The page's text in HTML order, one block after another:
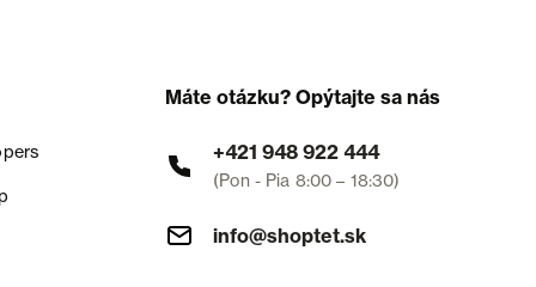
Máte otázku? Opýtajte sa nás
+421 948 922 444
(Pon - Pia 8:00 – 18:30)
info@shoptet.sk